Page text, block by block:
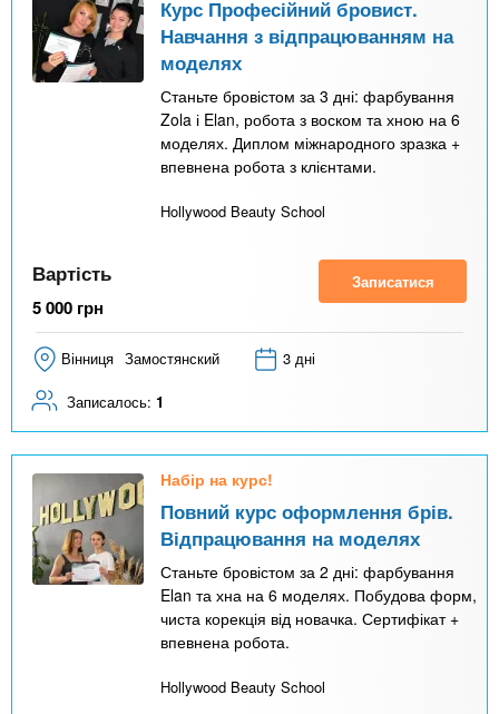
Курс Професійний бровист.
Навчання з відпрацюванням на
моделях
Станьте бровістом за 3 дні: фарбування
Zola і Elan, робота з воском та хною на 6
моделях. Диплом міжнародного зразка +
впевнена робота з клієнтами.
Hollywood Beauty School
Вартість
5 000 грн
Записатися
Вінниця Замостянский 3 дні
Записалось: 1
Набір на курс!
Повний курс оформлення брів.
Відпрацювання на моделях
Станьте бровістом за 2 дні: фарбування
Elan та хна на 6 моделях. Побудова форм,
чиста корекція від новачка. Сертифікат +
впевнена робота.
Hollywood Beauty School